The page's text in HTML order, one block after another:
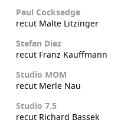
Paul Cocksedge
recut Malte Litzinger
Stefan Diez
recut Franz Kauffmann
Studio MOM
recut Merle Nau
Studio 7.5
recut Richard Bassek